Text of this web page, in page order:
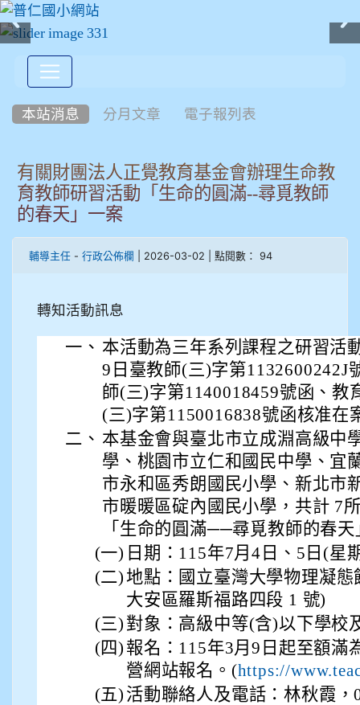
本站消息 分月文章 電子報列表
有關財團法人正覺教育基金會辦理生命教
育教師研習活動「生命的圓滿--尋覓教師
的春天」一案
輔導主任 - 行政公佈欄 | 2026-03-02 | 點閱數： 94
轉知活動訊息
一、 本活動為三年系列課程之研習活
9日臺教師(三)字第1132600242J
師(三)字第1140018459號函、教
(三)字第1150016838號函核准在
二、 本基金會與臺北市立成淵高級中
學、桃園市立仁和國民中學、宜
市永和區秀朗國民小學、新北市
市暖暖區碇內國民小學，共計 7
「生命的圓滿──尋覓教師的春
(一) 日期：115年7月4日、5日(星
(二)地點：國立臺灣大學物理凝
大安區羅斯福路四段 1 號)
(三) 對象：高級中等(含)以下學校
(四) 報名：115年3月9日起至額滿
營網站報名。(https://
(五) 活動聯絡人及電話：林秋霞，